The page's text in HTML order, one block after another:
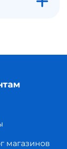
магазинов